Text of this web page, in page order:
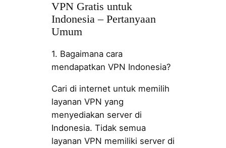
VPN Gratis untuk
Indonesia – Pertanyaan
Umum
1. Bagaimana cara
mendapatkan VPN Indonesia?
Cari di internet untuk memilih
layanan VPN yang
menyediakan server di
Indonesia. Tidak semua
layanan VPN memiliki server di